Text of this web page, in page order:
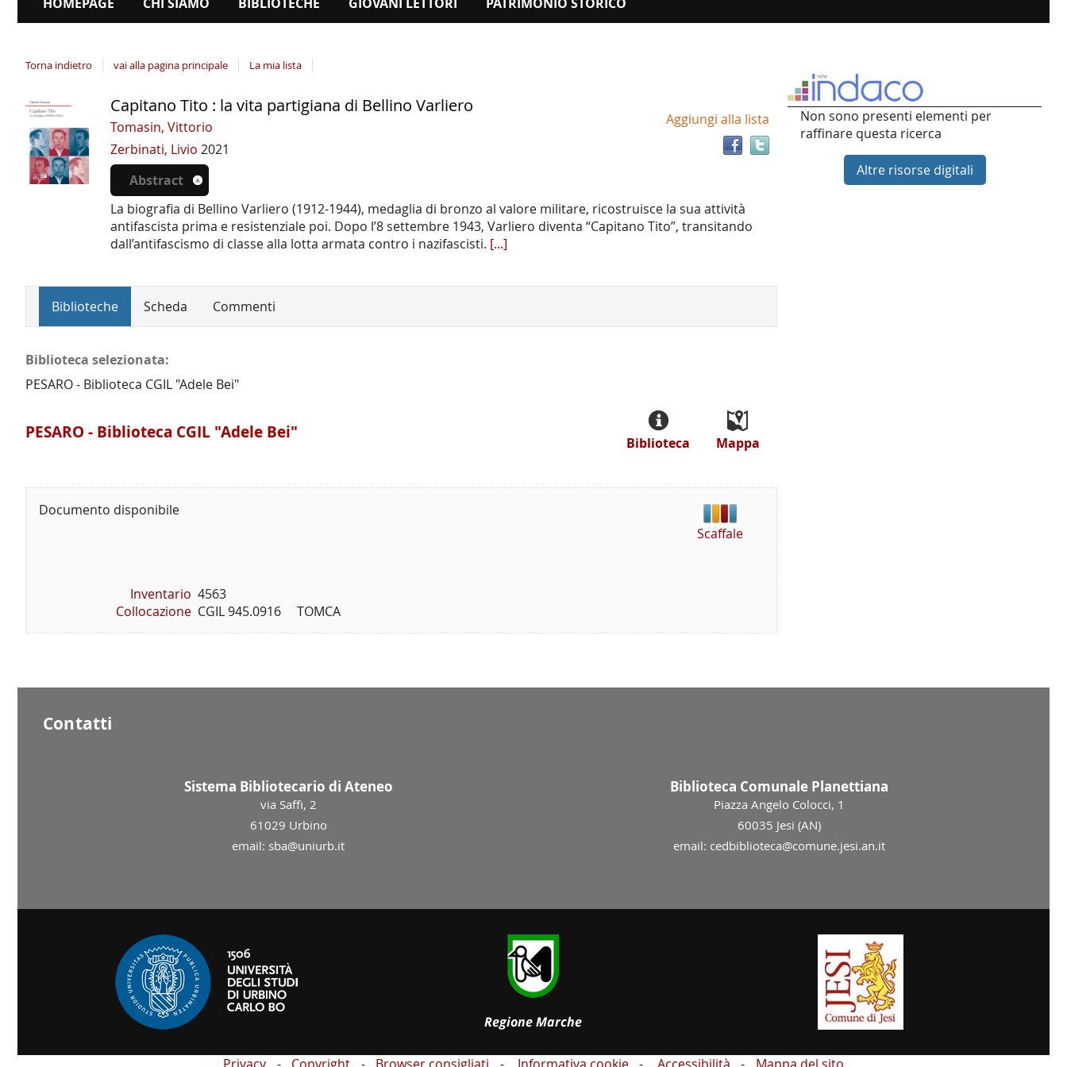
Torna indietro vai alla pagina principale La mia lista
Dettaglio
del
documento
Trova
documento
Aggiungi alla lista
Capitano Tito : la vita partigiana di Bellino Varliero
Tomasin, Vittorio
Zerbinati, Livio 2021
Abstract
La biografia di Bellino Varliero (1912-1944), medaglia di bronzo al valore militare, ricostruisce la sua attività
antifascista prima e resistenziale poi. Dopo l’8 settembre 1943, Varliero diventa “Capitano Tito”, transitando
dall’antifascismo di classe alla lotta armata contro i nazifascisti. [...]
Biblioteche Scheda Commenti
Biblioteca selezionata:
PESARO - Biblioteca CGIL "Adele Bei"
PESARO - Biblioteca CGIL "Adele Bei"
Mappa
Biblioteca
Documento disponibile
Inventario 4563
Collocazione CGIL 945.0916     TOMCA
Scaffale
Non sono presenti elementi per
raffinare questa ricerca
Altre risorse digitali
Contatti
Sistema Bibliotecario di Ateneo
via Saffi, 2
61029 Urbino
email: sba@uniurb.it
Biblioteca Comunale Planettiana
Piazza Angelo Colocci, 1
60035 Jesi (AN)
email: cedbiblioteca@comune.jesi.an.it